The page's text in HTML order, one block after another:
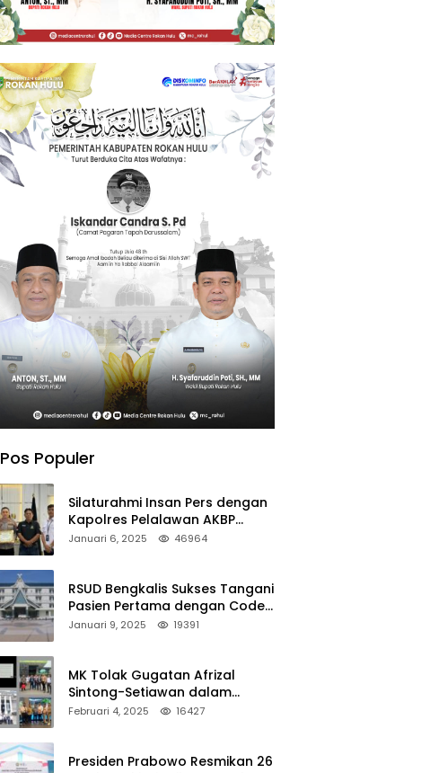
Pos Populer
Silaturahmi Insan Pers dengan
Kapolres Pelalawan AKBP
Afrizal Asri, S.I.K.
Januari 6, 2025 46964
RSUD Bengkalis Sukses Tangani
Pasien Pertama dengan Code
Stroke
Januari 9, 2025 19391
MK Tolak Gugatan Afrizal
Sintong-Setiawan dalam
Sengketa Pilkada Rokan Hilir
Februari 4, 2025 16427
Presiden Prabowo Resmikan 26